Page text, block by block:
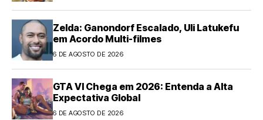
Zelda: Ganondorf Escalado, Uli Latukefu
em Acordo Multi-filmes
6 DE AGOSTO DE 2026
GTA VI Chega em 2026: Entenda a Alta
Expectativa Global
6 DE AGOSTO DE 2026